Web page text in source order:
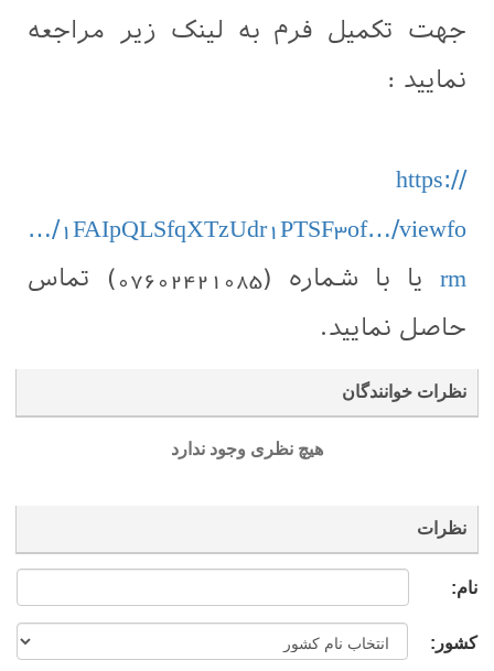
جهت تکمیل فرم به لینک زیر مراجعه
نمایید :
https://
…/1FAIpQLSfqXTzUdr1PTSF3of…/viewfo
rm
یا با شماره (07602421085) تماس
حاصل نمایید.
نظرات خوانندگان
هیچ نظری وجود ندارد
نظرات
نام:
کشور: